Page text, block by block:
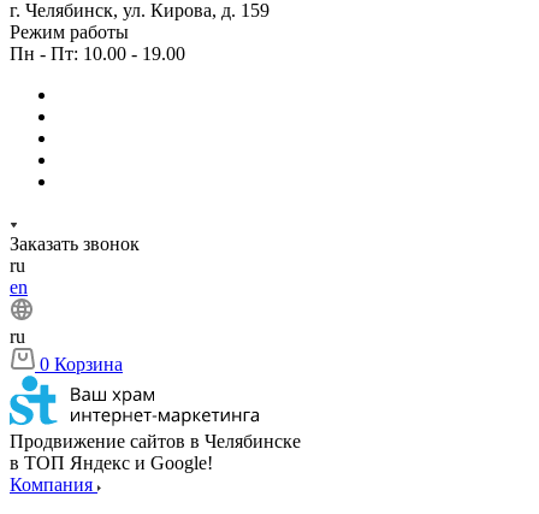
г. Челябинск, ул. Кирова, д. 159
Режим работы
Пн - Пт: 10.00 - 19.00
Заказать звонок
ru
en
ru
0 Корзина
Продвижение сайтов в Челябинске
в ТОП Яндекс и Google!
Компания